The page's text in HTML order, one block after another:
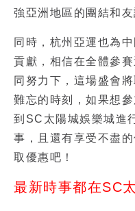
強亞洲地區的團結和友
同時，杭州亞運也為
貢獻，相信在全體參
同努力下，這場盛會
難忘的時刻，如果想參
到SC太陽城娛樂城進
事，且還有享受不盡
取優惠吧！
最新時事都在SC